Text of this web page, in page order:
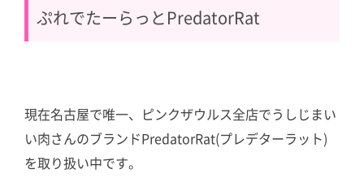
ぷれでたーらっとPredatorRat
現在名古屋で唯一、ピンクザウルス全店でうしじまい
い肉さんのブランドPredatorRat(プレデターラット)
を取り扱い中です。